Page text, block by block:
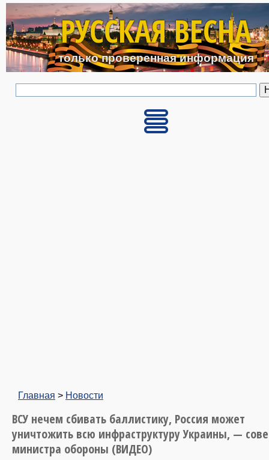
Перейти к основному
РУССКАЯ ВЕСНА
только проверенная информация
Главная > Новости
ВСУ нечем сбивать баллистику, Россия может
уничтожить всю инфраструктуру Украины, —
министра обороны (ВИДЕО)